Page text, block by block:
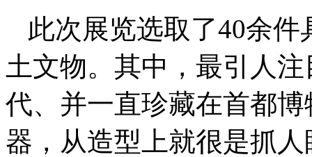
此次展览选取了40余
土文物。其中，最引人
代、并一直珍藏在首都
器，从造型上就很是抓人